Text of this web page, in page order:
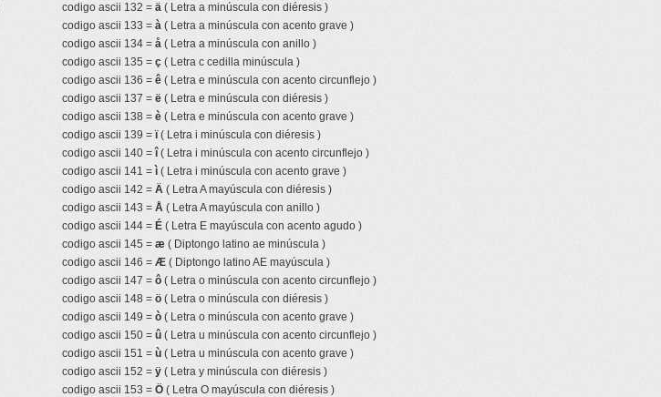
codigo ascii 132 = ä ( Letra a minúscula con diéresis )
codigo ascii 133 = à ( Letra a minúscula con acento grave )
codigo ascii 134 = å ( Letra a minúscula con anillo )
codigo ascii 135 = ç ( Letra c cedilla minúscula )
codigo ascii 136 = ê ( Letra e minúscula con acento circunflejo )
codigo ascii 137 = ë ( Letra e minúscula con diéresis )
codigo ascii 138 = è ( Letra e minúscula con acento grave )
codigo ascii 139 =ï( Letra i minúscula con diéresis )
codigo ascii 140 =î( Letra i minúscula con acento circunflejo )
codigo ascii 141 = ì ( Letra i minúscula con acento grave )
codigo ascii 142 = Ä ( Letra A mayúscula con diéresis )
codigo ascii 143 = Å ( Letra A mayúscula con anillo )
codigo ascii 144 = É ( Letra E mayúscula con acento agudo )
codigo ascii 145 = æ ( Diptongo latino ae minúscula )
codigo ascii 146 = Æ ( Diptongo latino AE mayúscula )
codigo ascii 147 = ô ( Letra o minúscula con acento circunflejo )
codigo ascii 148 = ö ( Letra o minúscula con diéresis )
codigo ascii 149 = ò ( Letra o minúscula con acento grave )
codigo ascii 150 = û ( Letra u minúscula con acento circunflejo )
codigo ascii 151 = ù ( Letra u minúscula con acento grave )
codigo ascii 152 = ÿ ( Letra y minúscula con diéresis )
codigo ascii 153 = Ö ( Letra O mayúscula con diéresis )